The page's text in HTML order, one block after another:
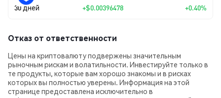
30 дней +$0.00396478 +0.40%
Отказ от ответственности
Цены на криптовалюту подвержены значительным
рыночным рискам и волатильности. Инвестируйте только в
те продукты, которые вам хорошо знакомы и в рисках
которых вы полностью уверены. Информация на этой
странице предоставлена исключительно в